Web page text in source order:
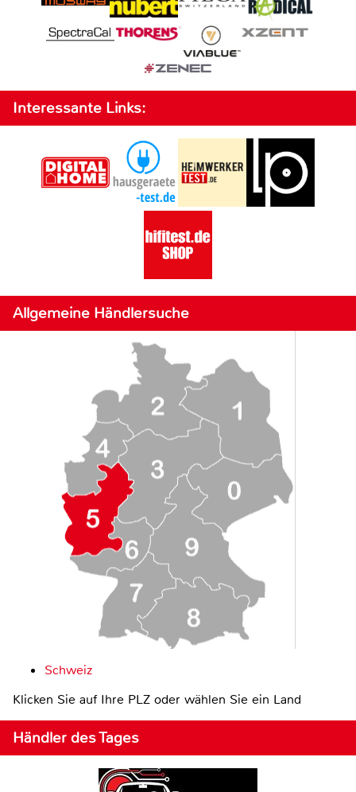
Interessante Links:
Allgemeine Händlersuche
Schweiz
Klicken Sie auf Ihre PLZ oder wählen Sie ein Land
Händler des Tages